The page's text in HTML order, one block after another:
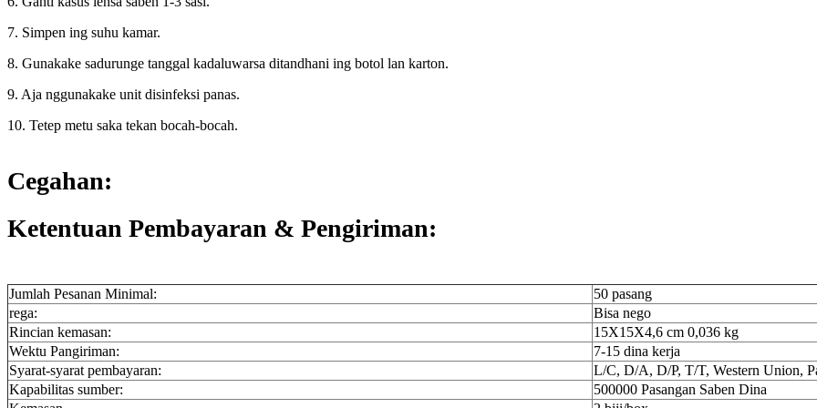
7. Simpen ing suhu kamar.
8. Gunakake sadurunge tanggal kadaluwarsa ditandhani ing botol lan karton.
9. Aja nggunakake unit disinfeksi panas.
10. Tetep metu saka tekan bocah-bocah.
Cegahan:
Ketentuan Pembayaran & Pengiriman:
Jumlah Pesanan Minimal:
50 pasang
rega:
Bisa nego
Rincian kemasan:
15X15X4,6 cm 0,036 kg
Wektu Pangiriman:
7-15 dina kerja
Syarat-syarat pembayaran:
L/C, D/A, D/P, T/T, Western Union,
Kapabilitas sumber:
500000 Pasangan Saben Dina